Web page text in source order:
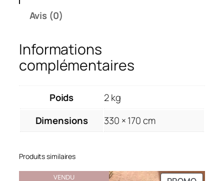
C
o
u
v
r
u
e
H
Avis (0)
Informations
complémentaires
Poids
2 kg
Dimensions
330 × 170 cm
Produits similaires
VENDU